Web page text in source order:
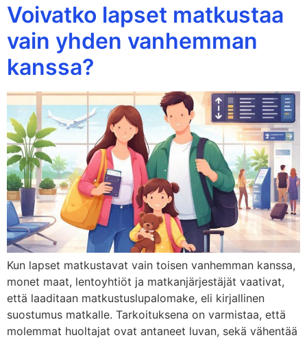
Voivatko lapset matkustaa
vain yhden vanhemman
kanssa?
Kun lapset matkustavat vain toisen vanhemman kanssa,
monet maat, lentoyhtiöt ja matkanjärjestäjät vaativat,
että laaditaan matkustuslupalomake, eli kirjallinen
suostumus matkalle. Tarkoituksena on varmistaa, että
molemmat huoltajat ovat antaneet luvan, sekä vähentää